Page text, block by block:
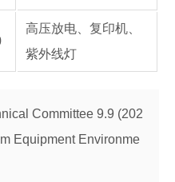
高压放电、复印机、
紫外线灯
Committee 9.9 (202
Equipment Environme